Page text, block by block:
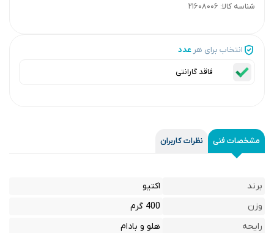
شناسه کالا: 21608006
انتخاب برای هر عدد
فاقد گارانتی
مشخصات فنی نظرات کاربران
برند
اکتیو
وزن
400 گرم
رایحه
هلو و بادام